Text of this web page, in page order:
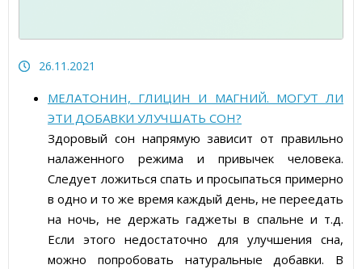
26.11.2021
МЕЛАТОНИН, ГЛИЦИН И МАГНИЙ. МОГУТ ЛИ
ЭТИ ДОБАВКИ УЛУЧШАТЬ СОН?
Здоровый сон напрямую зависит от правильно
налаженного режима и привычек человека.
Следует ложиться спать и просыпаться примерно
в одно и то же время каждый день, не переедать
на ночь, не держать гаджеты в спальне и т.д.
Если этого недостаточно для улучшения сна,
можно попробовать натуральные добавки. В